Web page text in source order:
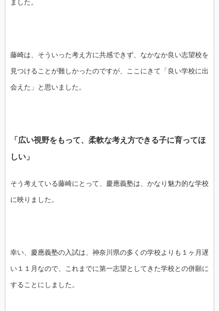
ました。
藤崎は、そういった考え方に共感できず、なかなか良い志望校を
見つけることが難しかったのですが、ここにきて「良い学校に出
会えた」と思いました。
「広い視野をもって、柔軟な考え方できる子に育ってほ
しい」
そう考えている藤崎にとって、慶應義塾は、かなり魅力的な学校
に映りました。
幸い、慶應義塾の入試は、神奈川県の多くの学校よりも１ヶ月遅
い１１月なので、これまでに第一志望としてきた学校との併願に
することにしました。